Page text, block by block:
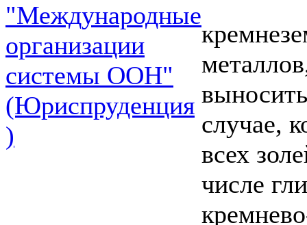
"Международные
организации
системы ООН"
(Юриспруденция
)
случае,
всех
числе